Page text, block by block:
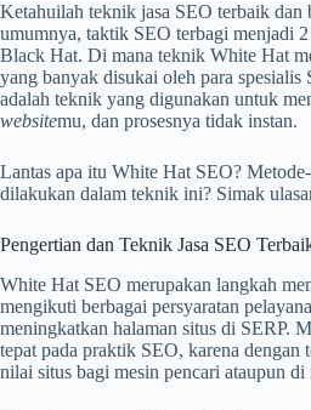
Ketahuilah teknik jasa SEO terbaik dan
umumnya, taktik SEO terbagi menjadi
Black Hat. Di mana teknik White Hat
yang banyak disukai oleh para
adalah teknik yang digunakan untuk
websitemu, dan prosesnya tidak instan.
Lantas apa itu White Hat SEO?
dilakukan dalam teknik ini? Simak
Pengertian dan Teknik Jasa SEO
White Hat SEO merupakan langkah
mengikuti berbagai persyaratan
meningkatkan halaman situs di SERP.
tepat pada praktik SEO, karena dengan
nilai situs bagi mesin pencari ataupun di